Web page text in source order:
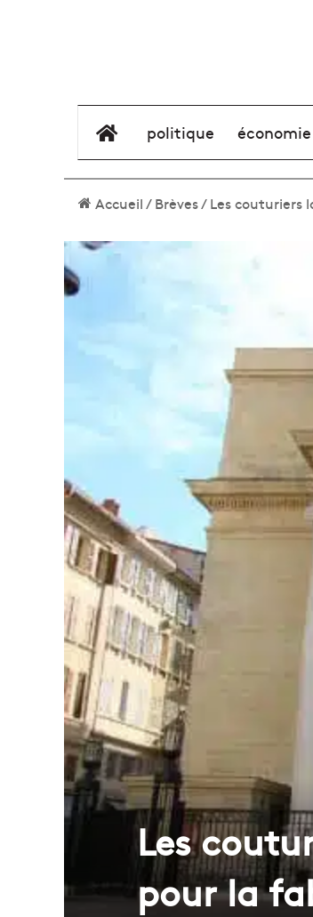
élément de menu
politique économie
Accueil/Brèves/Les couturiers
Les
pour la